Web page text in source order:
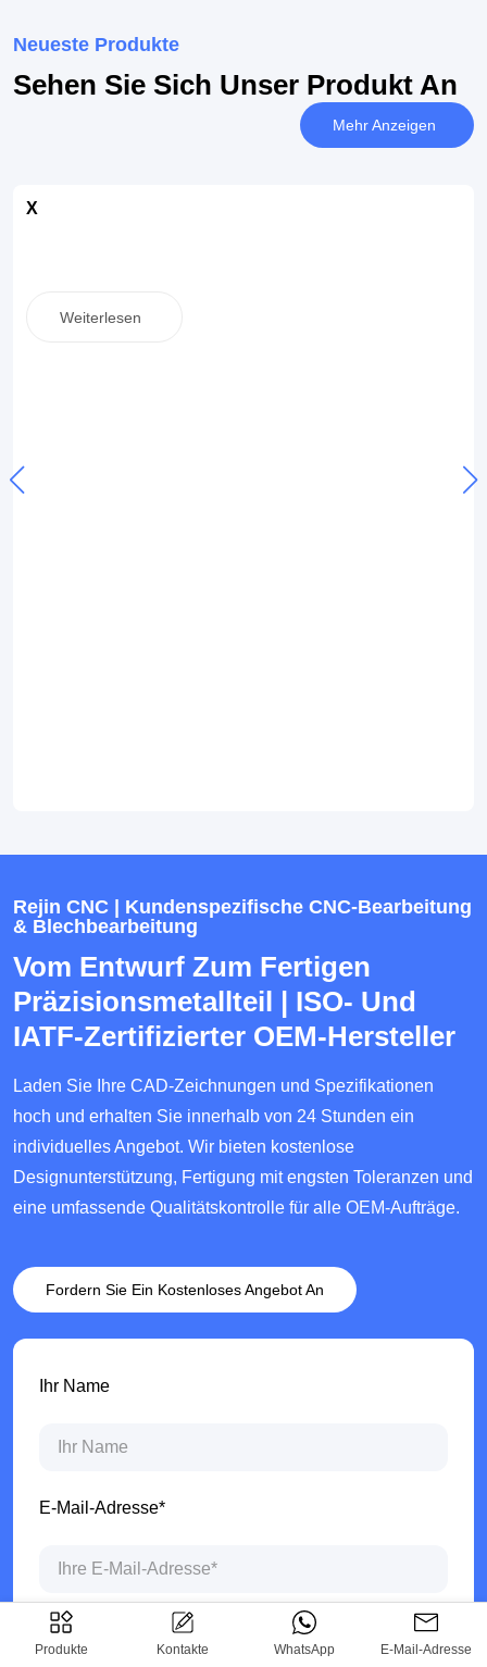
Neueste Produkte
Sehen Sie Sich Unser Produkt An
Mehr Anzeigen
X
Weiterlesen
Rejin CNC | Kundenspezifische CNC-Bearbeitung
& Blechbearbeitung
Vom Entwurf Zum Fertigen
Präzisionsmetallteil | ISO- Und
IATF-Zertifizierter OEM-Hersteller
Laden Sie Ihre CAD-Zeichnungen und Spezifikationen
hoch und erhalten Sie innerhalb von 24 Stunden ein
individuelles Angebot. Wir bieten kostenlose
Designunterstützung, Fertigung mit engsten Toleranzen und
eine umfassende Qualitätskontrolle für alle OEM-Aufträge.
Fordern Sie Ein Kostenloses Angebot An
Ihr Name
E-Mail-Adresse*
Tel
Produkte Kontakte WhatsApp E-Mail-Adresse